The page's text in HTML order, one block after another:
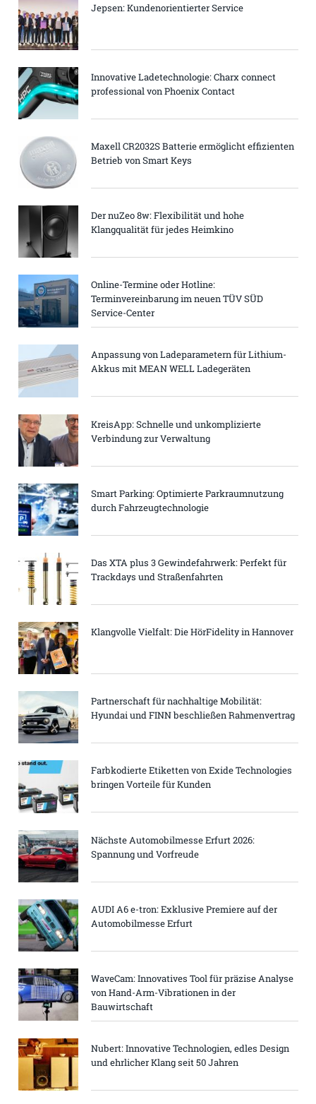
Jepsen: Kundenorientierter Service
Innovative Ladetechnologie: Charx connect
professional von Phoenix Contact
Maxell CR2032S Batterie ermöglicht effizienten
Betrieb von Smart Keys
Der nuZeo 8w: Flexibilität und hohe
Klangqualität für jedes Heimkino
Online-Termine oder Hotline:
Terminvereinbarung im neuen TÜV SÜD
Service-Center
Anpassung von Ladeparametern für Lithium-
Akkus mit MEAN WELL Ladegeräten
KreisApp: Schnelle und unkomplizierte
Verbindung zur Verwaltung
Smart Parking: Optimierte Parkraumnutzung
durch Fahrzeugtechnologie
Das XTA plus 3 Gewindefahrwerk: Perfekt für
Trackdays und Straßenfahrten
Klangvolle Vielfalt: Die HörFidelity in Hannover
Partnerschaft für nachhaltige Mobilität:
Hyundai und FINN beschließen Rahmenvertrag
Farbkodierte Etiketten von Exide Technologies
bringen Vorteile für Kunden
Nächste Automobilmesse Erfurt 2026:
Spannung und Vorfreude
AUDI A6 e-tron: Exklusive Premiere auf der
Automobilmesse Erfurt
WaveCam: Innovatives Tool für präzise Analyse
von Hand-Arm-Vibrationen in der
Bauwirtschaft
Nubert: Innovative Technologien, edles Design
und ehrlicher Klang seit 50 Jahren